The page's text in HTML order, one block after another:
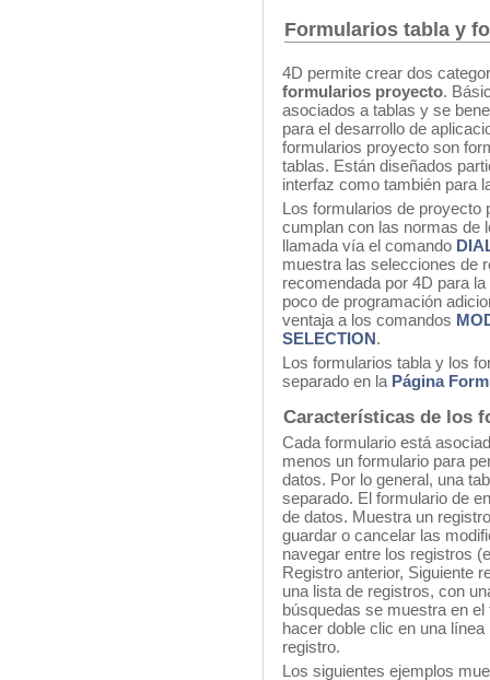
Formularios tabla y
4D permite crear dos
formularios proyecto.
asociados a tablas y se
para el desarrollo de
formularios proyecto son
tablas. Están diseñados
interfaz como también para
Los formularios de proyecto
cumplan con las normas de
llamada vía el comando
muestra las selecciones de
recomendada por 4D para
poco de programación
ventaja a los comandos
SELECTION.
Los formularios tabla y los
separado en la Página
Características de los
Cada formulario está
menos un formulario para
datos. Por lo general, una
separado. El formulario de
de datos. Muestra un
guardar o cancelar las
navegar entre los registros
Registro anterior, Siguiente
una lista de registros, con
búsquedas se muestra en
hacer doble clic en una
registro.
Los siguientes ejemplos